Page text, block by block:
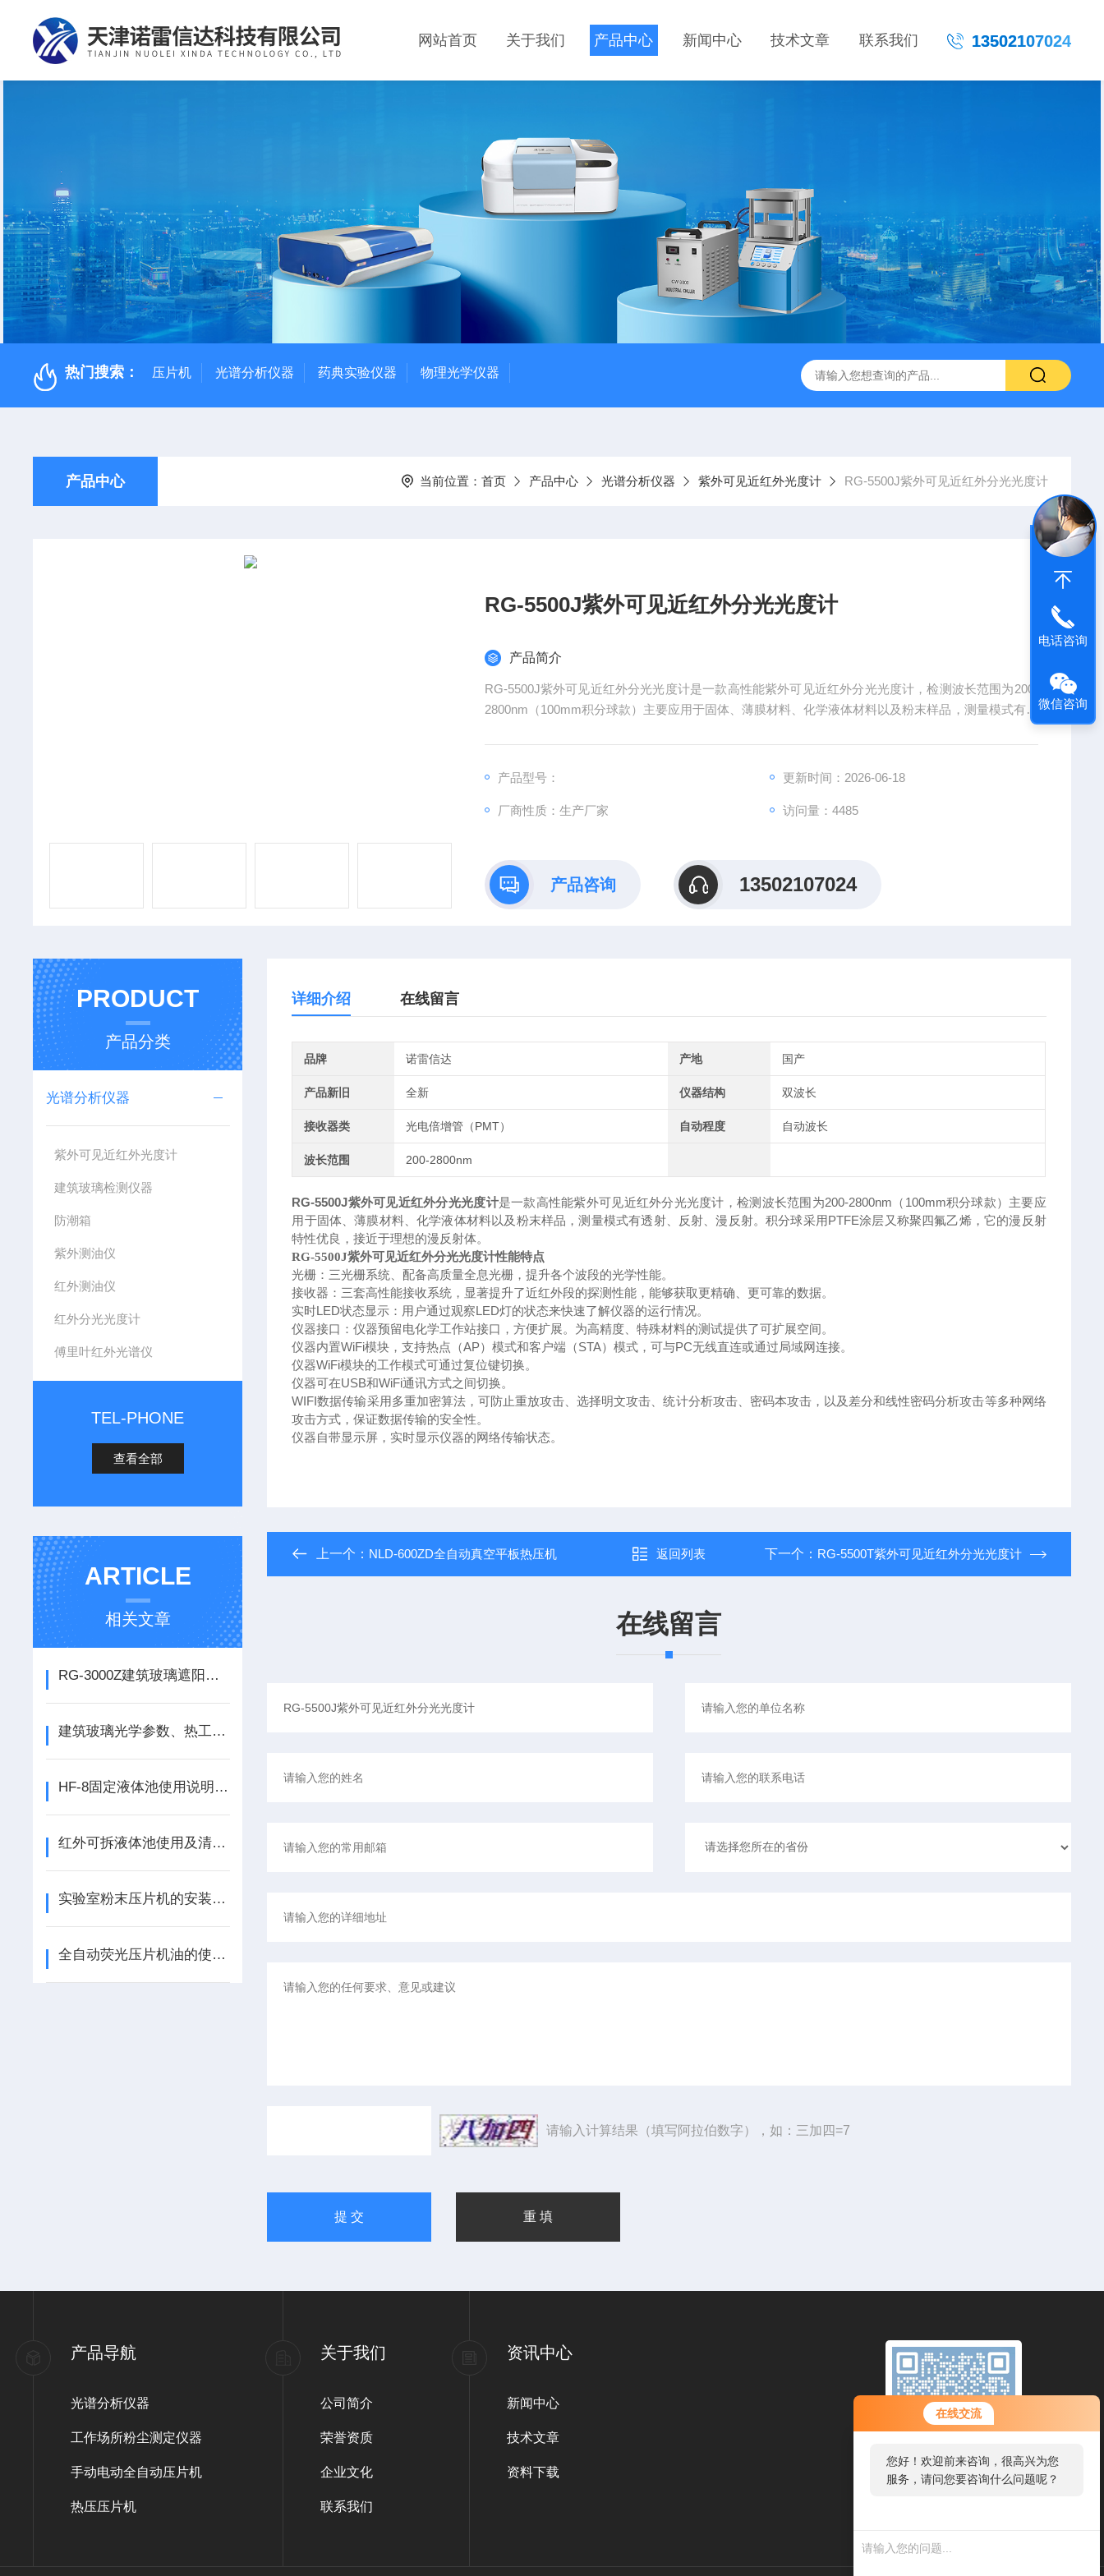
在线交流
您好！欢迎前来咨询，很高兴为您
服务，请问您要咨询什么问题呢？
13502107024
网站首页 关于我们 产品中心 新闻中心 技术文章 联系我们
热门搜索： 压片机 光谱分析仪器 药典实验仪器 物理光学仪器
产品中心 当前位置： 首页 产品中心 光谱分析仪器 紫外可见近红外光度计 RG-5500J紫外可见近红外分光光度计
RG-5500J紫外可见近红外分光光度计
产品简介
RG-5500J紫外可见近红外分光光度计是一款高性能紫外可见近红外分光光度计，检测波长范围为200-
2800nm（100mm积分球款）主要应⽤于固体、薄膜材料、化学液体材料以及粉末样品，测量模式有透
产品型号：
更新时间：2026-06-18
厂商性质：生产厂家 访问量：4485
产品咨询 13502107024
PRODUCT
产品分类
光谱分析仪器
紫外可见近红外光度计
建筑玻璃检测仪器
防潮箱
紫外测油仪
红外测油仪
红外分光光度计
傅里叶红外光谱仪
TEL-PHONE
查看全部
ARTICLE
相关文章
RG-3000Z建筑玻璃遮阳系数测定仪的应用
建筑玻璃光学参数、热工参数（GB/T2680-2021）
HF-8固定液体池使用说明方法
红外可拆液体池使用及清洗方法
实验室粉末压片机的安装调试和注意事项
全自动荧光压片机油的使用与长寿命保护方法
详细介绍 在线留言
品牌 诺雷信达 产地 国产
产品新旧 全新 仪器结构 双波长
接收器类 光电倍增管（PMT） 自动程度 自动波长
波长范围 200-2800nm
RG-5500J紫外可见近红外分光光度计是一款高性能紫外可见近红外分光光度计，检测波长范围为200-2800nm （ 100mm积分球款）主要应
⽤于固体、薄膜材料、化学液体材料以及粉末样品，测量模式有透射、反射、漫反射。积分球采⽤PTFE涂层⼜称聚四氟⼄烯，它的漫反射
特性优良，接近于理想的漫反射体。
RG-5500J紫外可见近红外分光光度计性能特点
光栅：三光栅系统、配备高质量全息光栅，提升各个波段的光学性能。
接收器：三套高性能接收系统，显著提升了近红外段的探测性能，能够获取更精确、更可靠的数据。
实时LED状态显示：用户通过观察LED灯的状态来快速了解仪器的运行情况。
仪器接口：仪器预留电化学工作站接口，方便扩展。为高精度、特殊材料的测试提供了可扩展空间。
仪器内置WiFi模块，支持热点（AP）模式和客户端（STA）模式，可与PC无线直连或通过局域网连接。
仪器WiFi模块的工作模式可通过复位键切换。
仪器可在USB和WiFi通讯方式之间切换。
WIFI数据传输采用多重加密算法，可防止重放攻击、选择明文攻击、统计分析攻击、密码本攻击，以及差分和线性密码分析攻击等多种网络
攻击方式，保证数据传输的安全性。
仪器自带显示屏，实时显示仪器的网络传输状态。
上一个： NLD-600ZD全自动真空平板热压机 返回列表 下一个： RG-5500T紫外可见近红外分光光度计
在线留言
请输入计算结果（填写阿拉伯数字），如：三加四=7
产品导航
光谱分析仪器
工作场所粉尘测定仪器
手动电动全自动压片机
热压压片机
关于我们
公司简介
荣誉资质
企业文化
联系我们
资讯中心
新闻中心
技术文章
资料下载
电话咨询
微信咨询